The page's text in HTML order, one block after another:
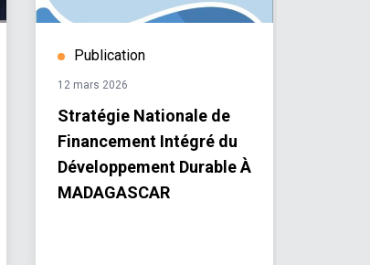
Publication
12 mars 2026
Stratégie Nationale de
Financement Intégré du
Développement Durable À
MADAGASCAR